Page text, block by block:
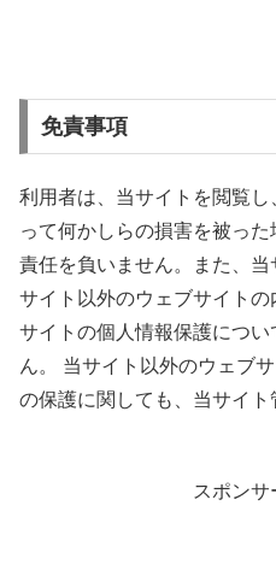
免責事項
利用者は、当サイトを閲覧
って何かしらの損害を被っ
責任を負いません。また、
サイト以外のウェブサイト
サイトの個人情報保護につ
ん。 当サイト以外のウェブ
の保護に関しても、当サイト
スポンサ